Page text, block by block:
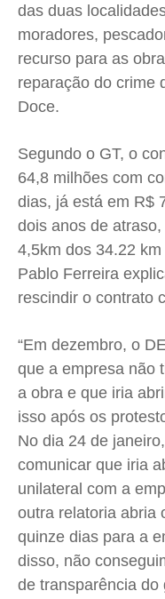
das duas
moradores,
recurso para as
reparação do crime
Doce.
Segundo o GT, o
64,8 milhões com
dias, já está em R$
dois anos de
4,5km dos 34.22
Pablo Ferreira
rescindir o contrato
“Em dezembro, o
que a empresa não
a obra e que iria
isso após os
No dia 24 de
comunicar que iria
unilateral com a
outra relatoria abria
quinze dias para a
disso, não
de transparência do